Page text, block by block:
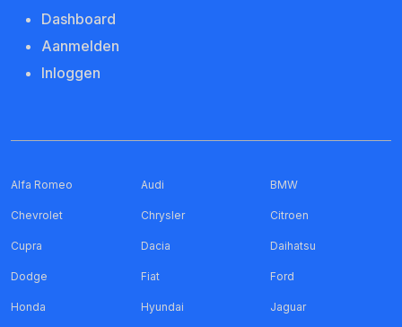
Dashboard
Aanmelden
Inloggen
Alfa Romeo Audi BMW
Chevrolet Chrysler Citroen
Cupra Dacia Daihatsu
Dodge Fiat Ford
Honda Hyundai Jaguar